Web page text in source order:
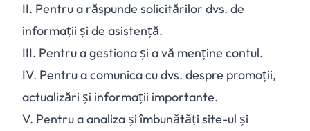
II. Pentru a răspunde solicitărilor dvs. de
informații și de asistență.
III. Pentru a gestiona și a vă menține contul.
IV. Pentru a comunica cu dvs. despre promoții,
actualizări și informații importante.
V. Pentru a analiza și îmbunătăți site-ul și